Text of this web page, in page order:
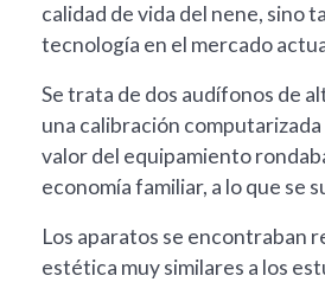
calidad de vida del nene, sino
tecnología en el mercado
Se trata de dos audífonos de
una calibración
valor del equipamiento
economía familiar, a lo que se
Los aparatos se encontraban
estética muy similares a los